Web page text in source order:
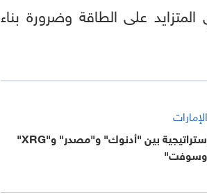
على الطاقة وضرورة بناء
شراكة إستراتيجية بين "أدنوك" و"مصدر" و"XRG"